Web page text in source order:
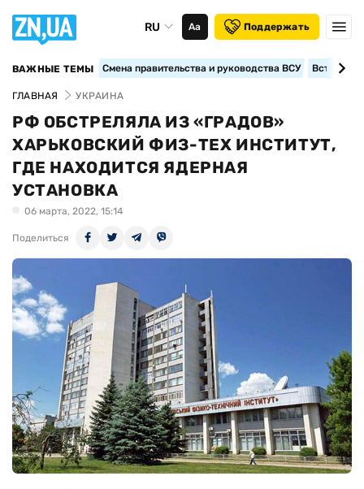
RU Аа Поддержать
ВАЖНЫЕ ТЕМЫ Смена правительства и руководства ВСУ
ГЛАВНАЯ УКРАИНА
РФ ОБСТРЕЛЯЛА ИЗ «ГРАДОВ»
ХАРЬКОВСКИЙ ФИЗ-ТЕХ ИНСТИТУТ,
ГДЕ НАХОДИТСЯ ЯДЕРНАЯ
УСТАНОВКА
06 марта, 2022, 15:14
Поделиться